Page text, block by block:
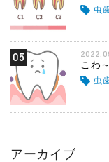
虫
05
こわ
虫
アーカイブ